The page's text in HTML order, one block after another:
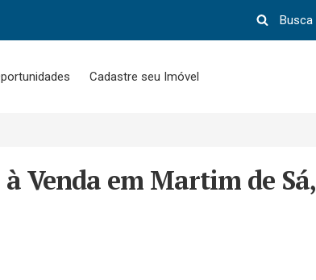
Cadastre seu Imóvel
Venda em Martim de Sá,